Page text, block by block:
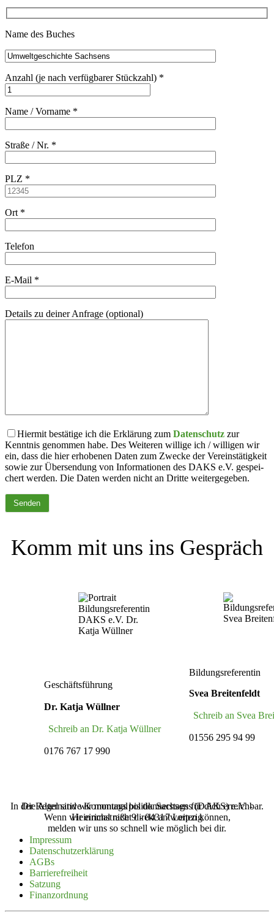
Name des Buches
Anzahl (je nach verfüg­barer Stückzahl) *
Name / Vorname *
Straße / Nr. *
PLZ *
Ort *
Telefon
E‑Mail *
Details zu deiner Anfrage (optional)
Hiermit bestätige ich die Erklärung zum Daten­schutz zur
Kenntnis genommen habe. Des Weiteren willige ich / willigen wir
ein, dass die hier erhobenen Daten zum Zwecke der Vereins­tä­tigkeit
sowie zur Übersendung von Infor­ma­tionen des DAKS e.V. gespei­
chert werden. Die Daten werden nicht an Dritte weiter­ge­geben.
Komm mit uns ins Gespräch
Geschäftsführung
Dr. Katja Wüllner
Schreib an Dr. Katja Wüllner
0176 767 17 990
Bildungsreferentin
Svea Breitenfeldt
Schreib an Svea
01556 295 94 99
Die Alternative Kommunalpolitik Sachsens (‌DAKS‌) e.V. -
Heinrichstraße 9 - 04317 Leipzig
In der Regel sind wir montags bis donnerstags für dich erreichbar.
Wenn wir einmal nicht direkt antworten können,
melden wir uns so schnell wie möglich bei dir.
Impressum
Daten­schutz­er­klärung
AGBs
Barrie­re­freiheit
Satzung
Finanz­ordnung